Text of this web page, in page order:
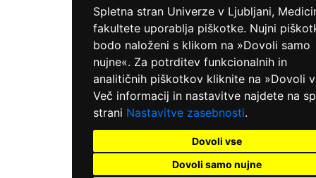
Spletna stran Univerze v Ljubljani,
fakultete uporablja piškotke. Nujni
bodo naloženi s klikom na »Dovoli samo
nujne«. Za potrditev funkcionalnih in
analitičnih piškotkov kliknite na »Dovoli
Več informacij in nastavitve najdete na
strani Nastavitve zasebnosti.
Dovoli vse
Dovoli samo nujne